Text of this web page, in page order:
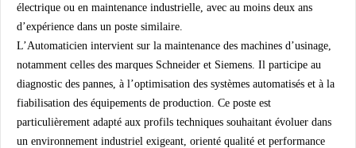
électrique ou en maintenance industrielle, avec au moins deux ans
d’expérience dans un poste similaire.
L’Automaticien intervient sur la maintenance des machines d’usinage,
notamment celles des marques Schneider et Siemens. Il participe au
diagnostic des pannes, à l’optimisation des systèmes automatisés et à la
fiabilisation des équipements de production. Ce poste est
particulièrement adapté aux profils techniques souhaitant évoluer dans
un environnement industriel exigeant, orienté qualité et performance